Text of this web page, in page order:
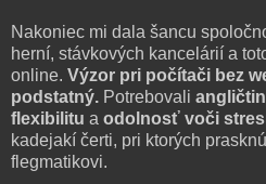
Nakoniec mi dala šancu
herní, stávkových kancelárií a
online. Výzor pri počítači bez
podstatný. Potrebovali
flexibilitu a odolnosť voči
kadejakí čerti, pri ktorých
flegmatikovi.